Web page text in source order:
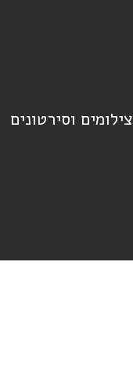
צילומים וסירטונים